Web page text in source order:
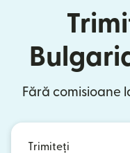
Fără comisioane
Trimiteți